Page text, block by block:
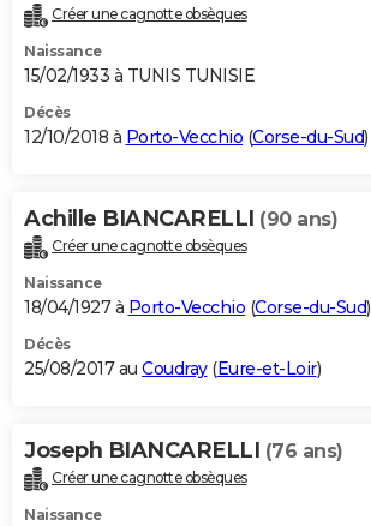
Créer une cagnotte obsèques
Naissance
15/02/1933 à TUNIS TUNISIE
Décès
12/10/2018 à Porto-Vecchio (Corse-du-Sud)
Achille BIANCARELLI (90 ans)
Créer une cagnotte obsèques
Naissance
18/04/1927 à Porto-Vecchio (Corse-du-Sud)
Décès
25/08/2017 au Coudray(Eure-et-Loir)
Joseph BIANCARELLI (76 ans)
Créer une cagnotte obsèques
Naissance